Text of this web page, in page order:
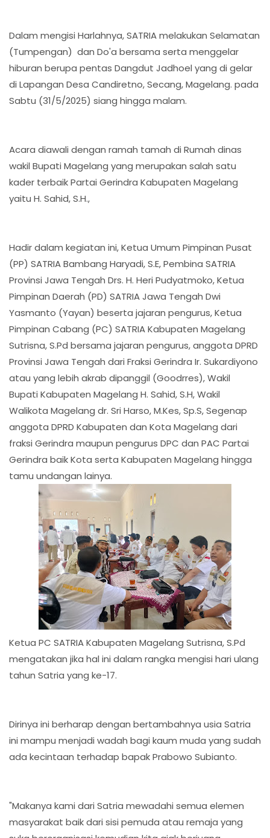
Dalam mengisi Harlahnya, SATRIA melakukan Selamatan
(Tumpengan) dan Do'a bersama serta menggelar
hiburan berupa pentas Dangdut Jadhoel yang di gelar
di Lapangan Desa Candiretno, Secang, Magelang. pada
Sabtu (31/5/2025) siang hingga malam.
Acara diawali dengan ramah tamah di Rumah dinas
wakil Bupati Magelang yang merupakan salah satu
kader terbaik Partai Gerindra Kabupaten Magelang
yaitu H. Sahid, S.H.,
Hadir dalam kegiatan ini, Ketua Umum Pimpinan Pusat
(PP) SATRIA Bambang Haryadi, S.E, Pembina SATRIA
Provinsi Jawa Tengah Drs. H. Heri Pudyatmoko, Ketua
Pimpinan Daerah (PD) SATRIA Jawa Tengah Dwi
Yasmanto (Yayan) beserta jajaran pengurus, Ketua
Pimpinan Cabang (PC) SATRIA Kabupaten Magelang
Sutrisna, S.Pd bersama jajaran pengurus, anggota DPRD
Provinsi Jawa Tengah dari Fraksi Gerindra Ir. Sukardiyono
atau yang lebih akrab dipanggil (Goodrres), Wakil
Bupati Kabupaten Magelang H. Sahid, S.H, Wakil
Walikota Magelang dr. Sri Harso, M.Kes, Sp.S, Segenap
anggota DPRD Kabupaten dan Kota Magelang dari
fraksi Gerindra maupun pengurus DPC dan PAC Partai
Gerindra baik Kota serta Kabupaten Magelang hingga
tamu undangan lainya.
Ketua PC SATRIA Kabupaten Magelang Sutrisna, S.Pd
mengatakan jika hal ini dalam rangka mengisi hari ulang
tahun Satria yang ke-17.
Dirinya ini berharap dengan bertambahnya usia Satria
ini mampu menjadi wadah bagi kaum muda yang sudah
ada kecintaan terhadap bapak Prabowo Subianto.
"Makanya kami dari Satria mewadahi semua elemen
masyarakat baik dari sisi pemuda atau remaja yang